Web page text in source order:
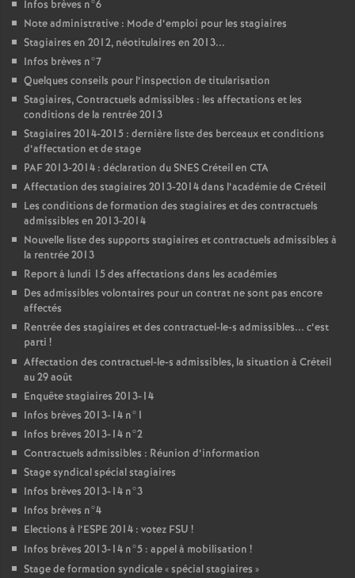
Infos brèves n°6
Note administrative : Mode d’emploi pour les stagiaires
Stagiaires en 2012, néotitulaires en 2013...
Infos brèves n°7
Quelques conseils pour l’inspection de titularisation
Stagiaires, Contractuels admissibles : les affectations et les
conditions de la rentrée 2013
Stagiaires 2014-2015 : dernière liste des berceaux et conditions
d’affectation et de stage
PAF2013-2014 : déclaration duSNESCréteil en CTA
Affectation des stagiaires 2013-2014 dans l’académie de Créteil
Les conditions de formation des stagiaires et des contractuels
admissibles en 2013-2014
Nouvelle liste des supports stagiaires et contractuels admissibles à
la rentrée 2013
Report à lundi 15 des affectations dans les académies
Des admissibles volontaires pour un contrat ne sont pas encore
affectés
Rentrée des stagiaires et des contractuel-le-s admissibles... c’est
parti !
Affectation des contractuel-le-s admissibles, la situation à Créteil
au 29 août
Enquête stagiaires 2013-14
Infos brèves 2013-14 n°1
Infos brèves 2013-14 n°2
Contractuels admissibles : Réunion d’information
Stage syndical spécial stagiaires
Infos brèves 2013-14 n°3
Infos brèves n°4
Elections à l’ESPE 2014 : votez FSU !
Infos brèves 2013-14 n°5 : appel à mobilisation !
Stage de formation syndicale «spécial stagiaires »